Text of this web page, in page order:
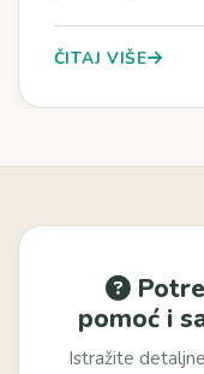
ČITAJ VIŠE
pomoć i
Istražite